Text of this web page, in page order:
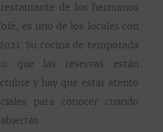
de los hermanos
es uno de los locales con
Su cocina de temporada
que las reservas están
y hay que estar atento
para conocer cuando